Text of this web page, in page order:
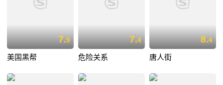
7.9
美国黑帮
7.4
危险关系
8.4
唐人街